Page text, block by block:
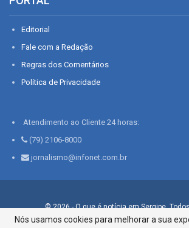
Editorial
Fale com a Redação
Regras dos Comentários
Política de Privacidade
Atendimento ao Cliente 24 horas:
(79) 2106-8000
jornalismo@infonet.com.br
© 2026 - O que é notícia em Sergipe.
reservados.
Nós usamos cookies para melhorar a sua